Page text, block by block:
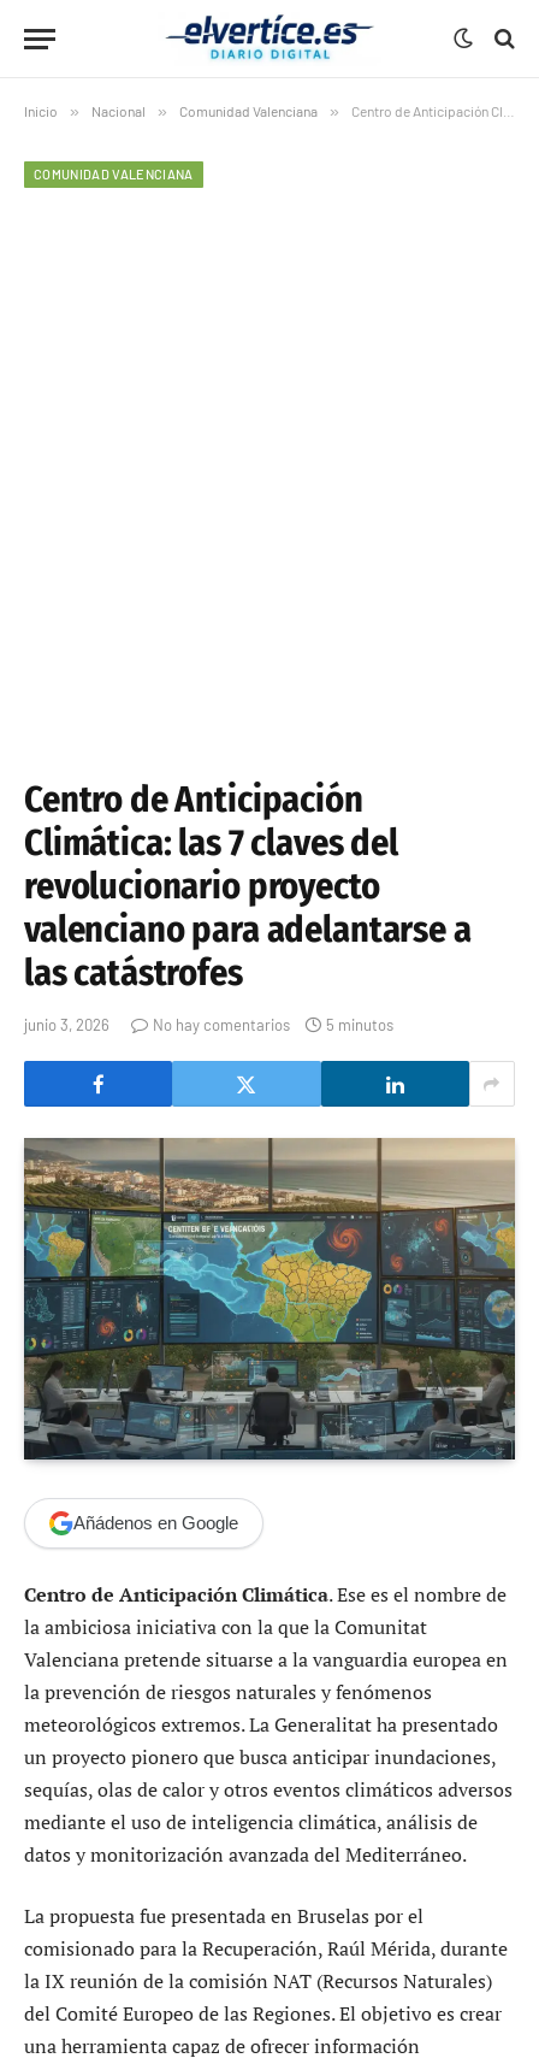
Inicio » Nacional » Comunidad Valenciana » Centro de Anticipación Climática: las 7 claves del revolucionario proyecto valenciano para adelantarse a las catástrofes
COMUNIDAD VALENCIANA
Centro de Anticipación
Climática: las 7 claves del
revolucionario proyecto
valenciano para adelantarse a
las catástrofes
junio 3, 2026 No hay comentarios 5 minutos
Añádenos en Google
Centro de Anticipación Climática. Ese es el nombre de
la ambiciosa iniciativa con la que la Comunitat
Valenciana pretende situarse a la vanguardia europea en
la prevención de riesgos naturales y fenómenos
meteorológicos extremos. La Generalitat ha presentado
un proyecto pionero que busca anticipar inundaciones,
sequías, olas de calor y otros eventos climáticos adversos
mediante el uso de inteligencia climática, análisis de
datos y monitorización avanzada del Mediterráneo.
La propuesta fue presentada en Bruselas por el
comisionado para la Recuperación, Raúl Mérida, durante
la IX reunión de la comisión NAT (Recursos Naturales)
del Comité Europeo de las Regiones. El objetivo es crear
una herramienta capaz de ofrecer información